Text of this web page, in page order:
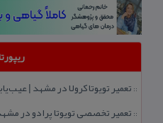
:: تعمیر تویوتا كرولا در مشهد |
:: تعمیر تخصصی تویوتا پرادو در